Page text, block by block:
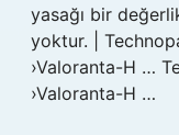
yasağı bir
yoktur. |
›Valoranta-H …
›Valoranta-H …